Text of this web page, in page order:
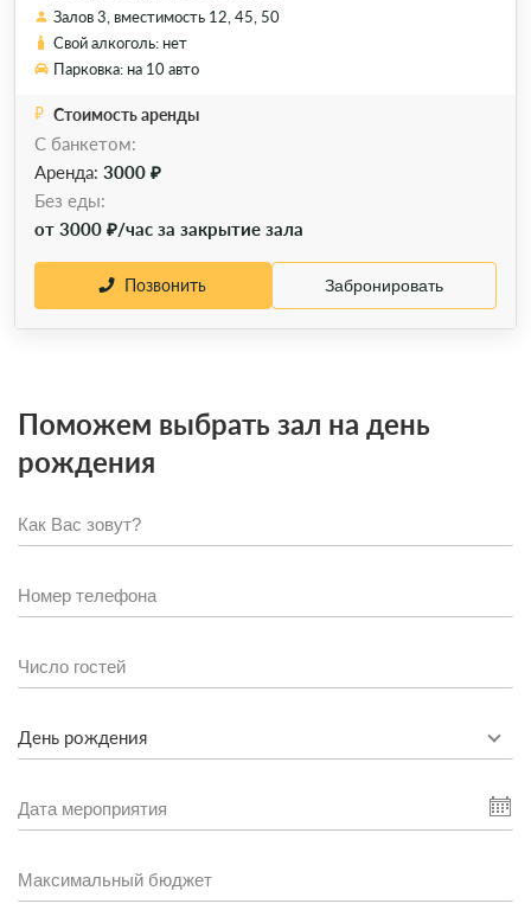
Залов 3, вместимость 12, 45, 50
Свой алкоголь: нет
Парковка: на 10 авто
Стоимость аренды
С банкетом:
Аренда: 3000 ₽
Без еды:
от 3000 ₽/час за закрытие зала
Позвонить Забронировать
Поможем выбрать зал на день
рождения
День рождения